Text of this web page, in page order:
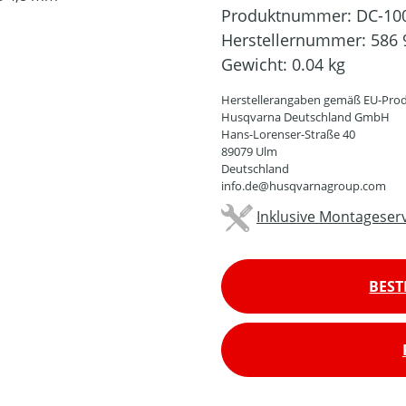
Produktnummer: DC-
Herstellernummer: 586
Gewicht: 0.04 kg
Herstellerangaben gemäß EU-
Husqvarna Deutschland GmbH
Hans-Lorenser-Straße 40
89079 Ulm
Deutschland
info.de@husqvarnagroup.com
Inklusive